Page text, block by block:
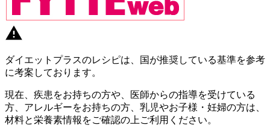
ダイエットプラスのレシピは、国が推奨している基準を参考
に考案しております。
現在、疾患をお持ちの方や、医師からの指導を受けている
方、アレルギーをお持ちの方、乳児やお子様・妊婦の方は、
材料と栄養素情報をご確認の上ご利用ください。